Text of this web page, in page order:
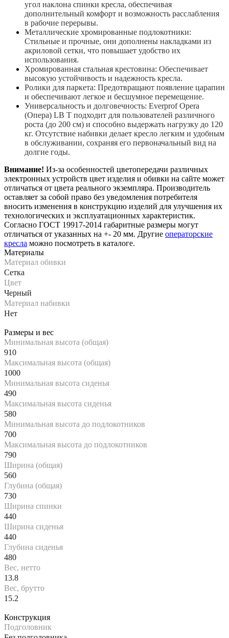
угол наклона спинки кресла, обеспечивая
дополнительный комфорт и возможность расслабления
в рабочие перерывы.
Металлические хромированные подлокотники:
Стильные и прочные, они дополнены накладками из
акриловой сетки, что повышает удобство их
использования.
Хромированная стальная крестовина: Обеспечивает
высокую устойчивость и надежность кресла.
Ролики для паркета: Предотвращают появление царапин
и обеспечивают легкое и бесшумное перемещение.
Универсальность и долговечность: Everprof Opera
(Опера) LB T подходит для пользователей различного
роста (до 200 см) и способно выдержать нагрузку до 120
кг. Отсутствие набивки делает кресло легким и удобным
в обслуживании, сохраняя его первоначальный вид на
долгие годы.
Внимание! Из-за особенностей цветопередачи различных
электронных устройств цвет изделия и обивки на сайте может
отличаться от цвета реального экземпляра. Производитель
оставляет за собой право без уведомления потребителя
вносить изменения в конструкцию изделий для улучшения их
технологических и эксплуатационных характеристик.
Согласно ГОСТ 19917-2014 габаритные размеры могут
отличаться от указанных на +- 20 мм. Другие операторские
кресла можно посмотреть в каталоге.
Материалы
Материал обивки
Сетка
Цвет
Черный
Материал набивки
Нет
Размеры и вес
Минимальная высота (общая)
910
Максимальная высота (общая)
1000
Минимальная высота сиденья
490
Максимальная высота сиденья
580
Минимальная высота до подлокотников
700
Максимальная высота до подлокотников
790
Ширина (общая)
560
Глубина (общая)
730
Ширина спинки
440
Ширина сиденья
440
Глубина сиденья
480
Вес, нетто
13.8
Вес, брутто
15.2
Конструкция
Подголовник